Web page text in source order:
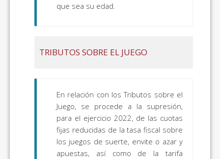
que sea su edad.
TRIBUTOS SOBRE EL JUEGO
En relación con los Tributos sobre el
Juego, se procede a la supresión,
para el ejercicio 2022, de las cuotas
fijas reducidas de la tasa fiscal sobre
los juegos de suerte, envite o azar y
apuestas, así como de la tarifa